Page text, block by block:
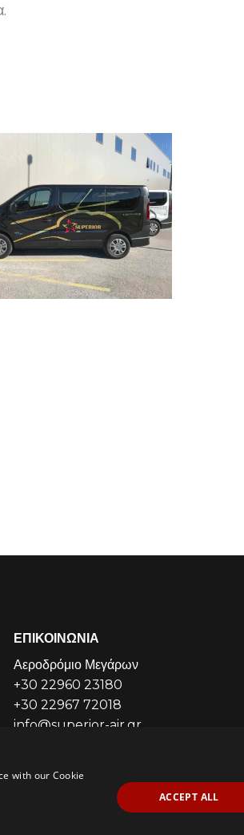
ΕΠΙΚΟΙΝΩΝΙΑ
Αεροδρόμιο Μεγάρων
+30 22960 23180
+30 22967 72018
info@superior-air.gr
with our Cookie
ACCEPT ALL